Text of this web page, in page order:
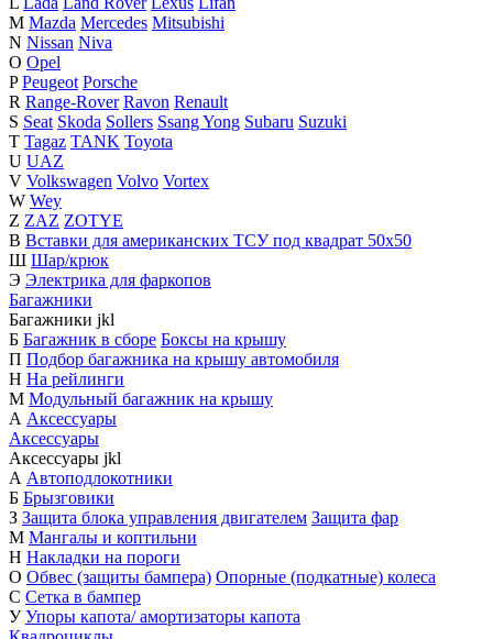
M Mazda Mercedes Mitsubishi
N Nissan Niva
O Opel
P Peugeot Porsche
R Range-Rover Ravon Renault
S Seat Skoda Sollers Ssang Yong Subaru Suzuki
T Tagaz TANK Toyota
U UAZ
V Volkswagen Volvo Vortex
W Wey
Z ZAZ ZOTYE
В Вставки для американских ТСУ под квадрат 50х50
Ш Шар/крюк
Э Электрика для фаркопов
Багажники
Багажники jkl
Б Багажник в сборе Боксы на крышу
П Подбор багажника на крышу автомобиля
Н На рейлинги
М Модульный багажник на крышу
А Аксессуары
Аксессуары
Аксессуары jkl
А Автоподлокотники
Б Брызговики
З Защита блока управления двигателем Защита фар
М Мангалы и коптильни
Н Накладки на пороги
О Обвес (защиты бампера) Опорные (подкатные) колеса
С Сетка в бампер
У Упоры капота/ амортизаторы капота